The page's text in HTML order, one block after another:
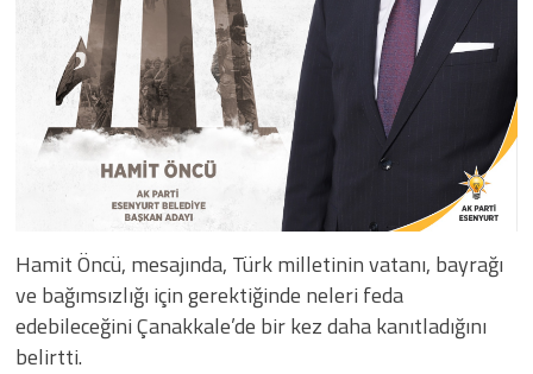
Hamit Öncü, mesajında, Türk milletinin vatanı, bayrağı
ve bağımsızlığı için gerektiğinde neleri feda
edebileceğini Çanakkale’de bir kez daha kanıtladığını
belirtti.